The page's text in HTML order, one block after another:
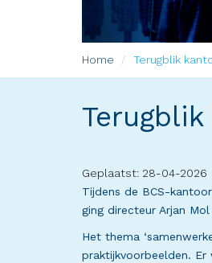
Home Terugblik
Geplaatst: 28-04-2026
Tijdens de BCS-
ging directeur Arjan
Het thema
praktijkvoorbeelden.